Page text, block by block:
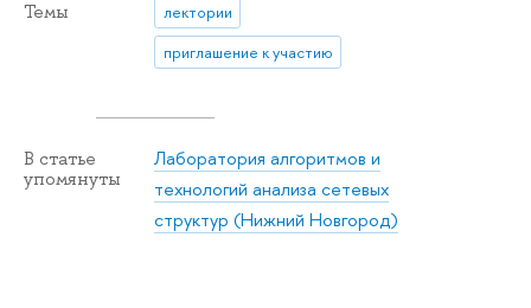
Темы
лектории
приглашение к участию
В статье
упомянуты
Лаборатория алгоритмов и
технологий анализа сетевых
структур (Нижний Новгород)